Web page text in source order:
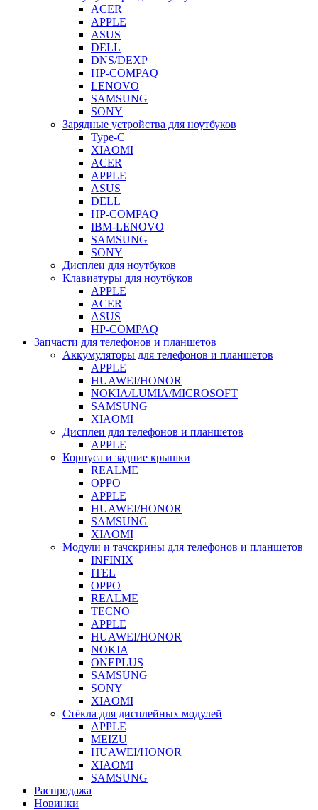
ACER
APPLE
ASUS
DELL
DNS/DEXP
HP-COMPAQ
LENOVO
SAMSUNG
SONY
Зарядные устройства для ноутбуков
Type-C
XIAOMI
ACER
APPLE
ASUS
DELL
HP-COMPAQ
IBM-LENOVO
SAMSUNG
SONY
Дисплеи для ноутбуков
Клавиатуры для ноутбуков
APPLE
ACER
ASUS
HP-COMPAQ
Запчасти для телефонов и планшетов
Аккумуляторы для телефонов и планшетов
APPLE
HUAWEI/HONOR
NOKIA/LUMIA/MICROSOFT
SAMSUNG
XIAOMI
Дисплеи для телефонов и планшетов
APPLE
Корпуса и задние крышки
REALME
OPPO
APPLE
HUAWEI/HONOR
SAMSUNG
XIAOMI
Модули и тачскрины для телефонов и планшетов
INFINIX
ITEL
OPPO
REALME
TECNO
APPLE
HUAWEI/HONOR
NOKIA
ONEPLUS
SAMSUNG
SONY
XIAOMI
Стёкла для дисплейных модулей
APPLE
MEIZU
HUAWEI/HONOR
XIAOMI
SAMSUNG
Распродажа
Новинки